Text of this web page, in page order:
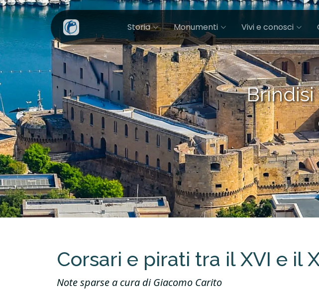
Storia Monumenti Vivi e conosci
Brindisi
Corsari e pirati tra ilXVI e il
Note sparse a cura di Giacomo Carito